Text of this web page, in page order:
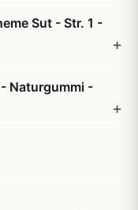
Sut - Str. 1 -
- Naturgummi -